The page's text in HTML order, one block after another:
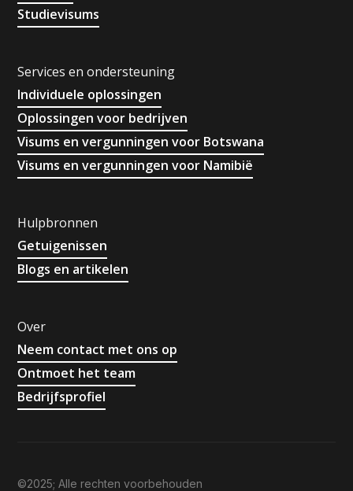
Studievisums
Services en ondersteuning
Individuele oplossingen
Oplossingen voor bedrijven
Visums en vergunningen voor Botswana
Visums en vergunningen voor Namibië
Hulpbronnen
Getuigenissen
Blogs en artikelen
Over
Neem contact met ons op
Ontmoet het team
Bedrijfsprofiel
©2025; Alle rechten voorbehouden